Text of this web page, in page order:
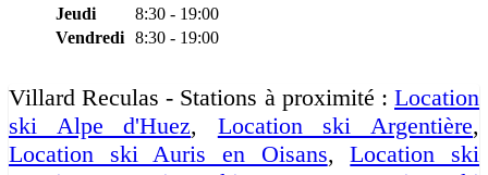
Jeudi
8:30 - 19:00
Vendredi 8:30 - 19:00
Villard Reculas - Stations à proximité : Location
ski Alpe d'Huez, Location ski Argentière,
Location ski Auris en Oisans,Location ski